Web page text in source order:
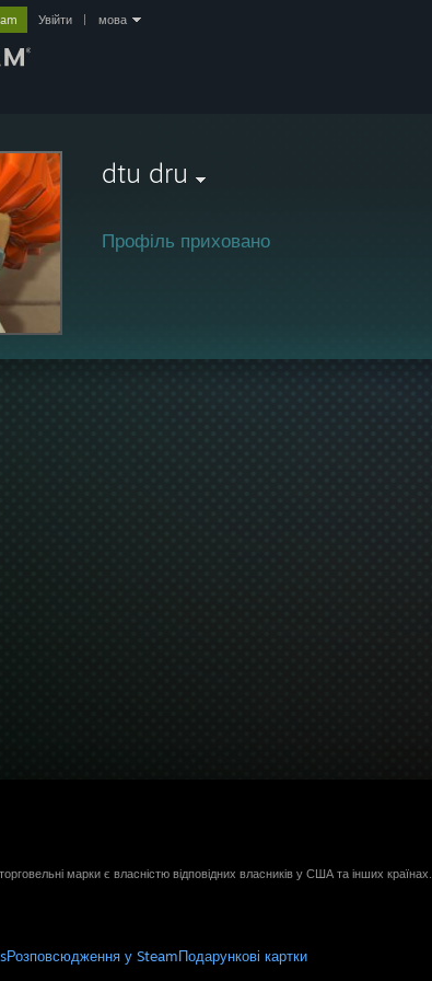
Увійти мова
dtu dru
Профіль приховано
марки є власністю відповідних власників у США та інших країнах.
Розповсюдження у SteamПодарункові картки